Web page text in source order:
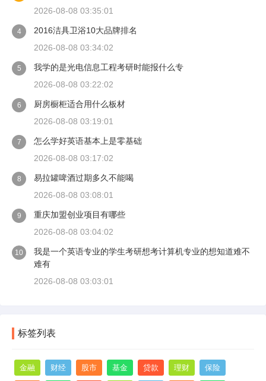
2026-08-08 03:35:01
4
2016洁具卫浴10大品牌排名
2026-08-08 03:34:02
5
我学的是光电信息工程考研时能报什么专
2026-08-08 03:22:02
6
厨房橱柜适合用什么板材
2026-08-08 03:19:01
7
怎么学好英语基本上是零基础
2026-08-08 03:17:02
8
易拉罐啤酒过期多久不能喝
2026-08-08 03:08:01
9
重庆加盟创业项目有哪些
2026-08-08 03:04:02
10
我是一个英语专业的学生考研想考计算机专业的想知道难不
难有
2026-08-08 03:03:01
标签列表
金融 财经 股市 基金 贷款 理财 保险